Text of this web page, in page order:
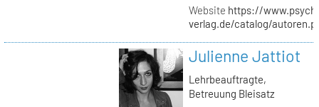
Website https://
verlag.de/catalog/
Julienne Jattiot
Lehrbeauftragte,
Betreuung Bleisatz